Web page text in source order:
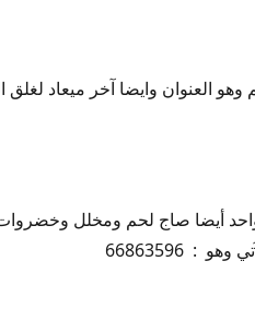
العنوان وايضا آخر ميعاد لغلق
أيضا صاج لحم ومخلل